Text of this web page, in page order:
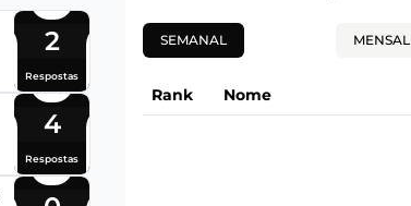
2
Respostas
4
Respostas
SEMANAL MENSAL
Rank Nome